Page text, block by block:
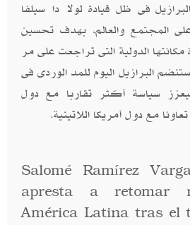
فى ظل قيادة لولا دا سيلفا
المجتمع والعالم، بهدف تحسين
الدولية التى تراجعت على مر
البرازيل اليوم للمد الوردى فى
سيعزز سياسة أكثر تقاربا مع دول
مع دول أمريكا اللاتينية.
Salomé Ramírez
apresta a retomar
América Latina tras el